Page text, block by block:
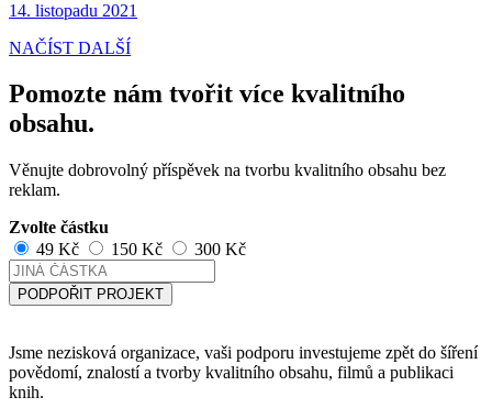
14. listopadu 2021
NAČÍST DALŠÍ
Pomozte nám tvořit více kvalitního
obsahu.
Věnujte dobrovolný příspěvek na tvorbu kvalitního obsahu bez
reklam.
Zvolte částku
49 Kč
150 Kč 300 Kč
PODPOŘIT PROJEKT
Jsme nezisková organizace, vaši podporu investujeme zpět do šíření
povědomí, znalostí a tvorby kvalitního obsahu, filmů a publikaci
knih.